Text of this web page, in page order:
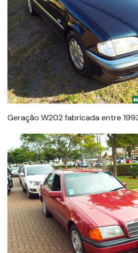
Geração W202 fabricada entre